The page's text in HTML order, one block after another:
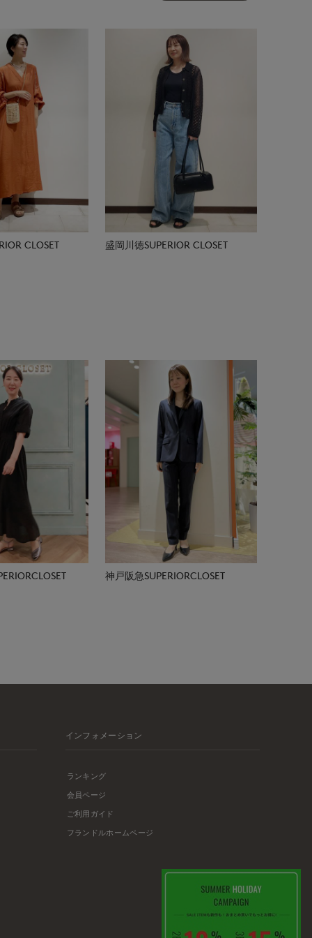
CLOSET 盛岡川徳SUPERIOR CLOSET
神戸阪急SUPERIORCLOSET
インフォメーション
ランキング
会員ページ
ご利用ガイド
フランドルホームページ